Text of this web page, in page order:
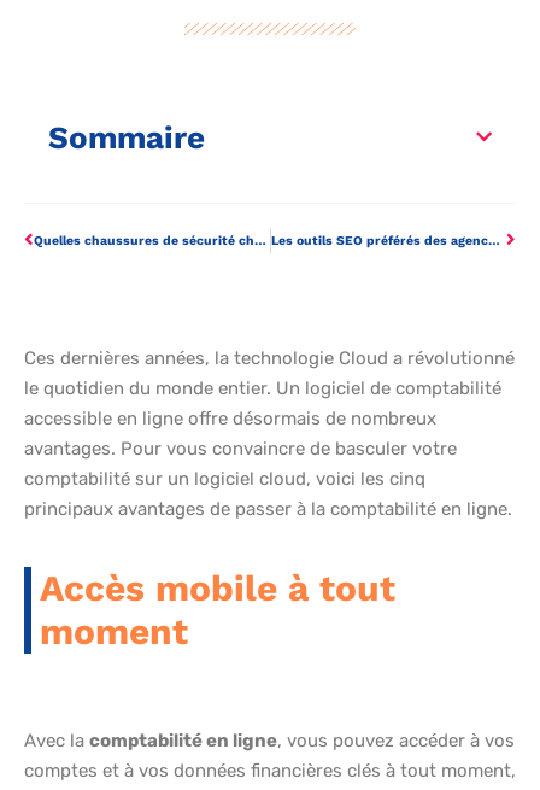
Sommaire
Quelles chaussures de sécurité choisir selon le métier ? Les outils SEO préférés des agences Web en 2022
Ces dernières années, la technologie Cloud a révolutionné
le quotidien du monde entier. Un logiciel de comptabilité
accessible en ligne offre désormais de nombreux
avantages. Pour vous convaincre de basculer votre
comptabilité sur un logiciel cloud, voici les cinq
principaux avantages de passer à la comptabilité en ligne.
Accès mobile à tout
moment
Avec la comptabilité en ligne, vous pouvez accéder à vos
comptes et à vos données financières clés à tout moment,